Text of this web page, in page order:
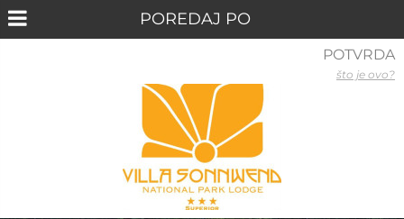
POTVRDA
što je ovo?